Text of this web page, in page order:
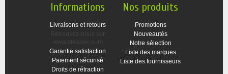
Informations
Livraisons et retours
Retrouvez-nous sur
www.creasec.com
Garantie satisfaction
Paiement sécurisé
Droits de rétraction
Nos produits
Promotions
Nouveautés
Notre sélection
Liste des marques
Liste des fournisseurs